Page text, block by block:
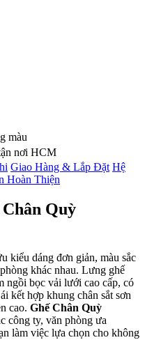
màu
nơi HCM
Giao Hàng & Lắp Đặt Hệ
Hoàn Thiện
Quỳ
kiểu dáng đơn giản, màu sắc
khác nhau. Lưng ghế
ngồi bọc vải lưới cao cấp, có
kết hợp khung chân sắt sơn
cao. Ghế Chân Quỳ
công ty, văn phòng ưa
làm việc lựa chọn cho không